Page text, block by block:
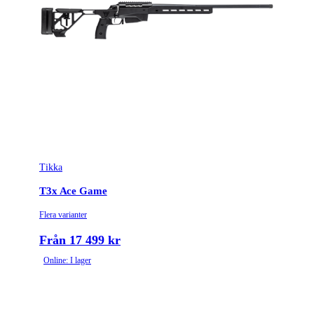
Tikka
T3x Ace Game
Flera varianter
Från 17 499 kr
Online: I lager